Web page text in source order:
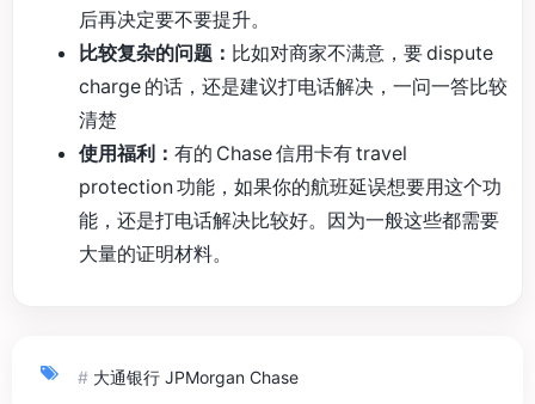
后再决定要不要提升。
比较复杂的问题： 比如对商家不满意，要 dispute
charge 的话，还是建议打电话解决，一问一答比较
清楚
使用福利： 有的 Chase 信用卡有 travel
protection 功能，如果你的航班延误想要用这个功
能，还是打电话解决比较好。因为一般这些都需要
大量的证明材料。
# 大通银行 JPMorgan Chase